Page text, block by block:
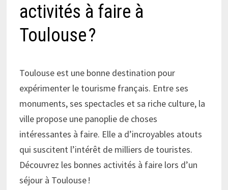
activités à faire à
Toulouse ?
Toulouse est une bonne destination pour
expérimenter le tourisme français. Entre ses
monuments, ses spectacles et sa riche culture, la
ville propose une panoplie de choses
intéressantes à faire. Elle a d’incroyables atouts
qui suscitent l’intérêt de milliers de touristes.
Découvrez les bonnes activités à faire lors d’un
séjour à Toulouse !